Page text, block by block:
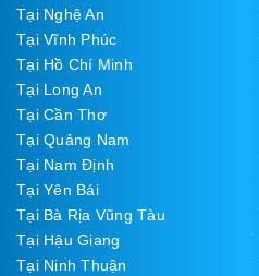
Tại Nghệ An
Tại Vĩnh Phúc
Tại Hồ Chí Minh
Tại Long An
Tại Cần Thơ
Tại Quảng Nam
Tại Nam Định
Tại Yên Bái
Tại Bà Rịa Vũng Tàu
Tại Hậu Giang
Tại Ninh Thuận